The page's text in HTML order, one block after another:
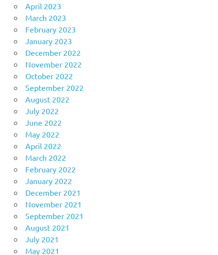
April 2023
March 2023
February 2023
January 2023
December 2022
November 2022
October 2022
September 2022
August 2022
July 2022
June 2022
May 2022
April 2022
March 2022
February 2022
January 2022
December 2021
November 2021
September 2021
August 2021
July 2021
May 2021